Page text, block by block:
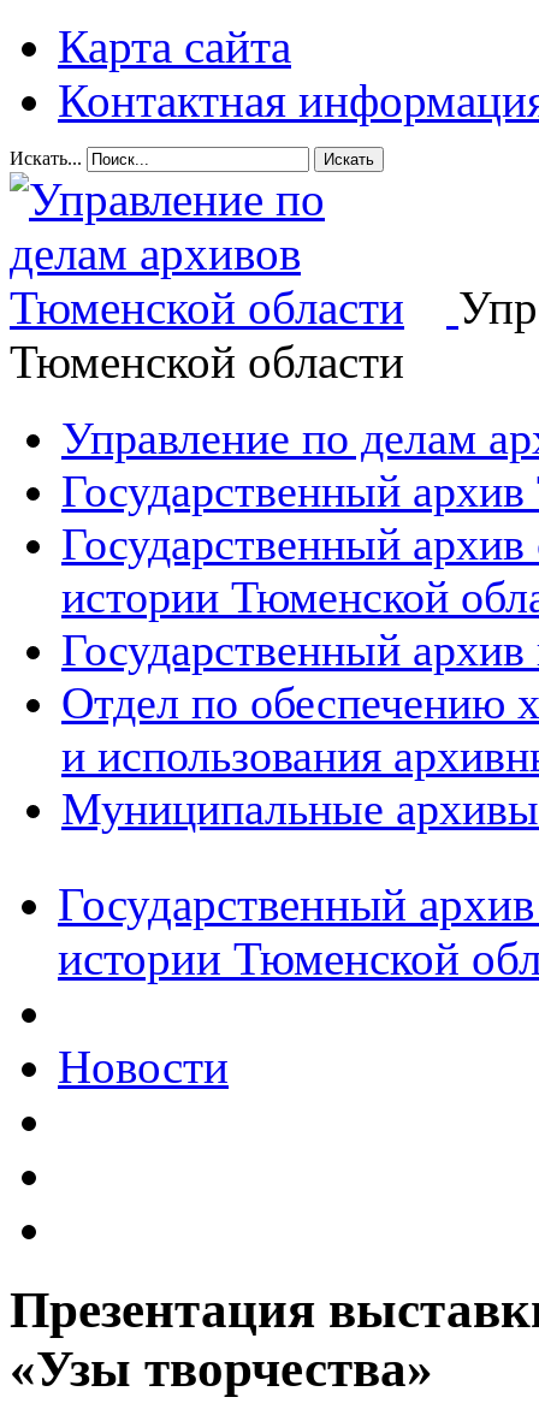
Карта сайта
Контактная
Искать... Искать
Тюменской области
Управление по делам
Государственный
Государственный
истории Тюменской
Государственный архив
Отдел по обеспечению
и использования
Муниципальные архивы
Государственный
истории Тюменской
Новости
Презентация
«Узы творчества»